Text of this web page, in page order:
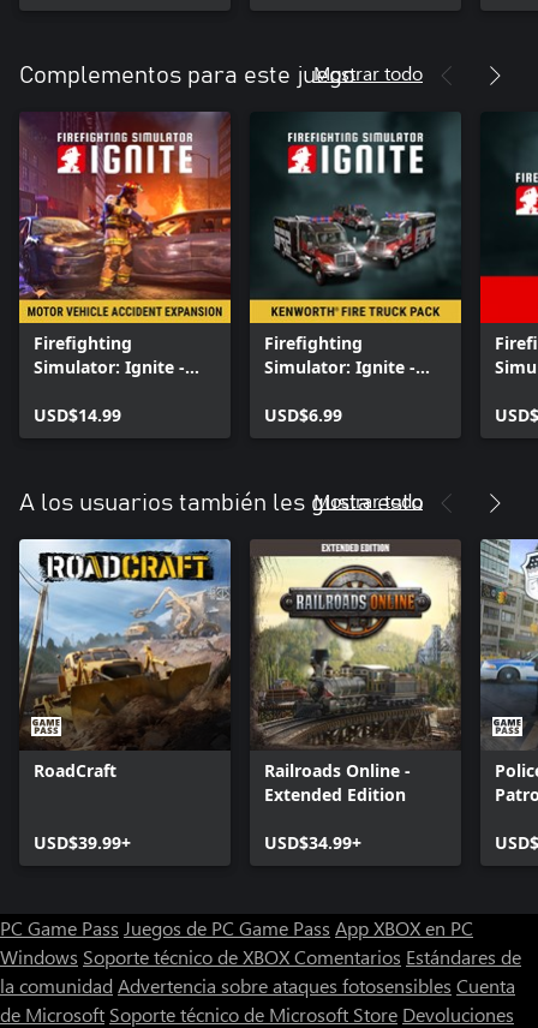
Complementos para este juegoMostrar todo
Firefighting
Simulator: Ignite -
Accident Expansion
USD$14.99
Firefighting
Simulator: Ignite -
Pack
USD$6.99
A los usuarios también les gusta esto
Mostrar todo
RoadCraft
USD$39.99+
Railroads Online -
Extended Edition
USD$34.99+
PC Game Pass Juegos de PC Game Pass App XBOX en PC
Windows Soporte técnico de XBOXComentarios Estándares de
la comunidad Advertencia sobre ataques fotosensibles Cuenta
de Microsoft Soporte técnico de Microsoft Store Devoluciones